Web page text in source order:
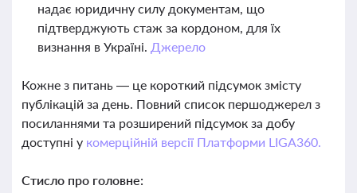
надає юридичну силу документам, що
підтверджують стаж за кордоном, для їх
визнання в Україні. Джерело
Кожне з питань — це короткий підсумок змісту
публікацій за день. Повний список першоджерел з
посиланнями та розширений підсумок за добу
доступні у комерційній версії Платформи LIGA360.
Стисло про головне: